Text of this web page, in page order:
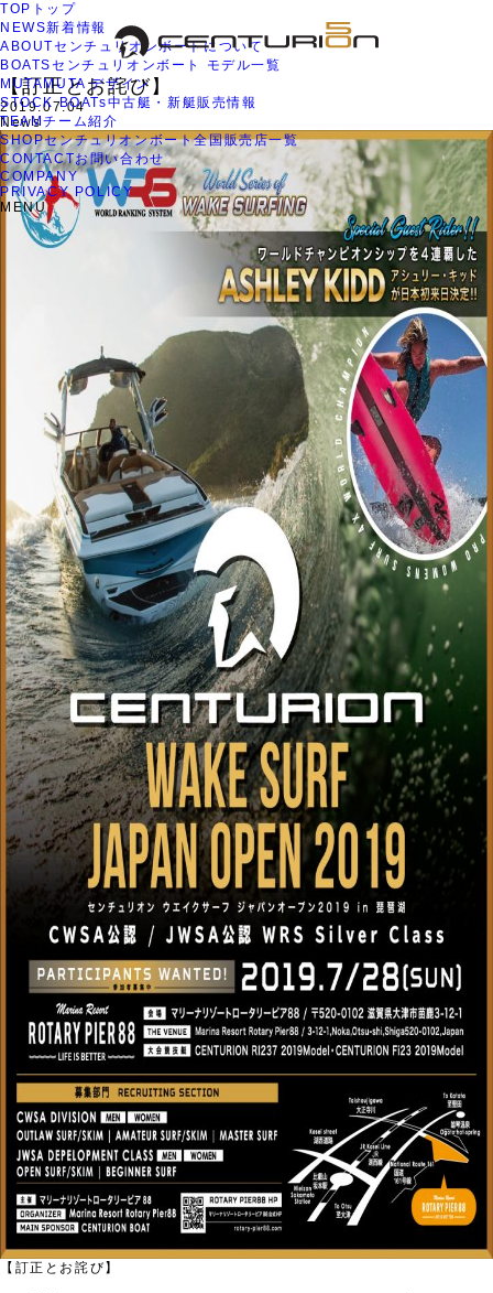
TOP トップ
NEWS新着情報
ABOUTセンチュリオンボートについて
BOATSセンチュリオンボート モデル一覧
MUTA MUTA デザイン
STOCK BOATs中古艇・新艇販売情報
TEAMチーム紹介
SHOPセンチュリオンボート全国販売店一覧
CONTACTお問い合わせ
COMPANY
PRIVACY POLICY
MENU
TOP 新着情報
NEWS新着情報
【訂正とお詫び】
2019.07.04
News
【訂正とお詫び】